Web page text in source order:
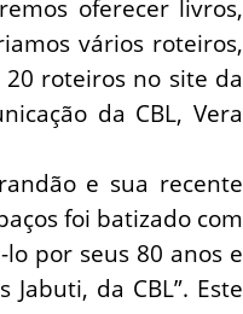
oferecer livros,
vários roteiros,
roteiros no site da
da CBL, Vera
e sua recente
foi batizado com
por seus 80 anos e
da CBL”. Este